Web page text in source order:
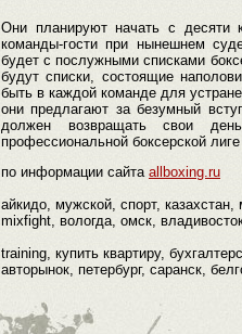
Они планируют начать с десяти
команды-гости при нынешнем
будет с послужными списками
будут списки, состоящие
быть в каждой команде для
они предлагают за безумный
должен возвращать свои
профессиональной боксерской
по информации сайта allboxing.ru
айкидо, мужской, спорт,
mixfight, вологда, омск,
training, купить квартиру,
авторынок, петербург, саранск,